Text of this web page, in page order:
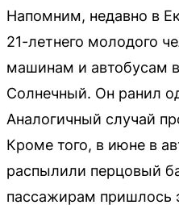
Напомним, недавно в
21-летнего молодого
машинам и автобусам
Солнечный. Он ранил
Аналогичный случай
Кроме того, в июне в
распылили перцовый
пассажирам пришлось